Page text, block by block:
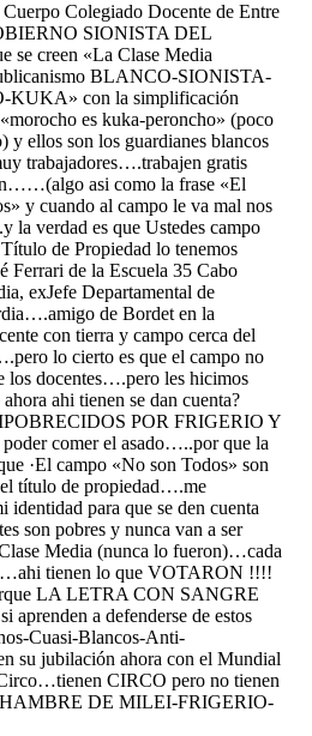
Colegiado Docente de Entre
SIONISTA DEL
creen «La Clase Media
BLANCO-SIONISTA-
con la simplificación
es kuka-peroncho» (poco
y ellos son los guardianes blancos
trabajadores….trabajen gratis
asi como la frase «El
y cuando al campo le va mal nos
verdad es que Ustedes campo
de Propiedad lo tenemos
Ferrari de la Escuela 35 Cabo
exJefe Departamental de
de Bordet en la
con tierra y campo cerca del
lo cierto es que el campo no
los docentes….pero les hicimos
ahi tienen se dan cuenta?
POR FRIGERIO Y
comer el asado…..por que la
·El campo «No son Todos» son
el título de propiedad….me
identidad para que se den cuenta
son pobres y nunca van a ser
Media (nunca lo fueron)…cada
tienen lo que VOTARON !!!!
LA LETRA CON SANGRE
a defenderse de estos
Cuasi-Blancos-Anti-
su jubilación ahora con el Mundial
CIRCO pero no tienen
DE MILEI-FRIGERIO-